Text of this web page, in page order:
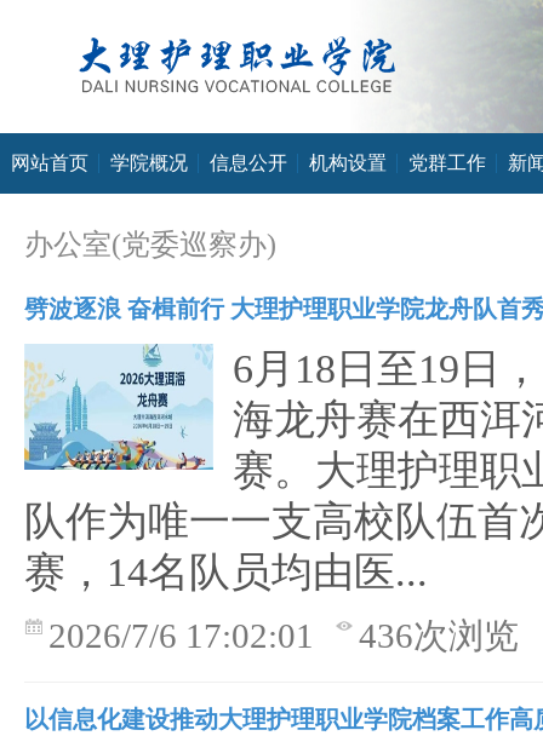
网站首页 学院概况 信息公开 机构设置 党群工作 新
办公室(党委巡察办)
劈波逐浪 奋楫前行 大理护理职业学院龙舟队首
6月18日至19日
海龙舟赛在西洱
赛。大理护理职
队作为唯一一支高校队伍首
赛，14名队员均由医...
2026/7/6 17:02:01 436次浏览
以信息化建设推动大理护理职业学院档案工作高